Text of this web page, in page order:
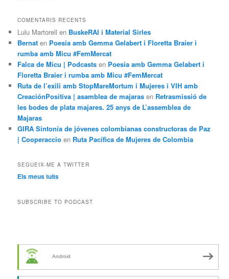
COMENTARIS RECENTS
Lulu Martorell en BuskeRAI i Material Sirles
Bernat en Poesia amb Gemma Gelabert i Floretta Braier i
rumba amb Micu #FemMercat
Falca de Micu | Podcasts en Poesia amb Gemma Gelabert i
Floretta Braier i rumba amb Micu #FemMercat
Ruta de l’exili amb StopMareMortum i Mujeres i VIH amb
CreaciónPositiva | asamblea de majaras en Retrasmissió de
les bodes de plata majares. 25 anys de L’assemblea de
Majaras
GIRA Sintonía de jóvenes colombianas constructoras de Paz
| Cooperaccio en Ruta Pacífica de Mujeres de Colombia
SEGUEIX-ME A TWITTER
Els meus tuits
SUBSCRIBE TO PODCAST
Android